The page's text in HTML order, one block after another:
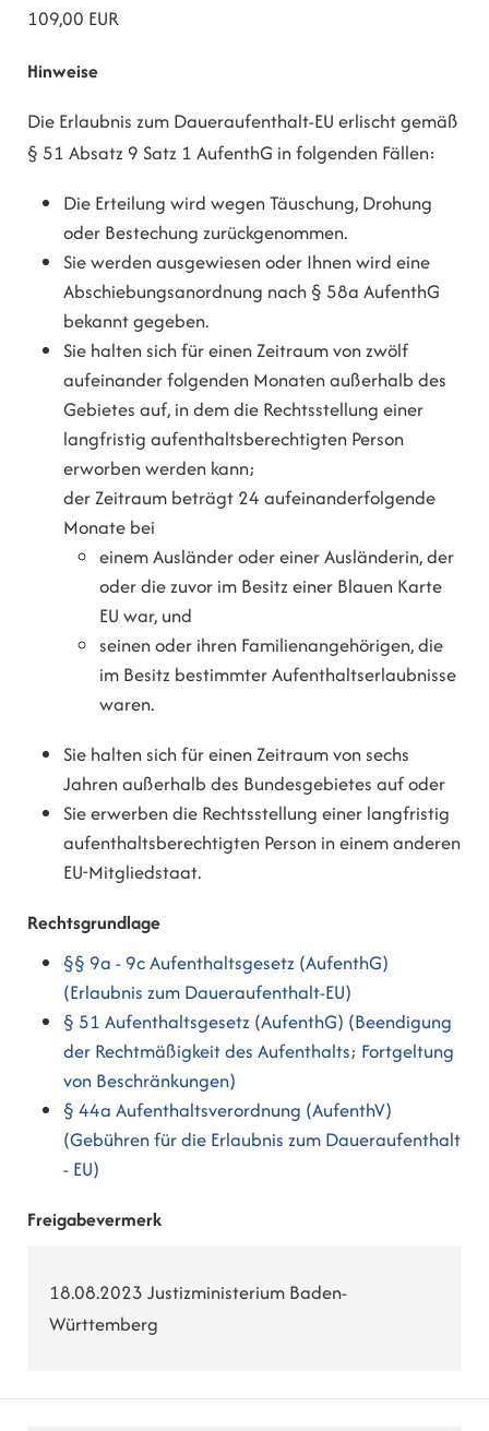
109,00 EUR
Hinweise
Die Erlaubnis zum Daueraufenthalt-EU erlischt gemäß
§ 51 Absatz 9 Satz 1 AufenthG in folgenden Fällen:
Die Erteilung wird wegen Täuschung, Drohung
oder Bestechung zurückgenommen.
Sie werden ausgewiesen oder Ihnen wird eine
Abschiebungsanordnung nach § 58a AufenthG
bekannt gegeben.
Sie halten sich für einen Zeitraum von zwölf
aufeinander folgenden Monaten außerhalb des
Gebietes auf, in dem die Rechtsstellung einer
langfristig aufenthaltsberechtigten Person
erworben werden kann;
der Zeitraum beträgt 24 aufeinanderfolgende
Monate bei
einem Ausländer oder einer Ausländerin, der
oder die zuvor im Besitz einer Blauen Karte
EU war, und
seinen oder ihren Familienangehörigen, die
im Besitz bestimmter Aufenthaltserlaubnisse
waren.
Sie halten sich für einen Zeitraum von sechs
Jahren außerhalb des Bundesgebietes auf oder
Sie erwerben die Rechtsstellung einer langfristig
aufenthaltsberechtigten Person in einem anderen
EU-Mitgliedstaat.
Rechtsgrundlage
§§ 9a - 9c Aufenthaltsgesetz (AufenthG)
(Erlaubnis zum Daueraufenthalt-EU)
§ 51 Aufenthaltsgesetz (AufenthG) (Beendigung
der Rechtmäßigkeit des Aufenthalts; Fortgeltung
von Beschränkungen)
§ 44a Aufenthaltsverordnung (AufenthV)
(Gebühren für die Erlaubnis zum Daueraufenthalt
- EU)
Freigabevermerk
18.08.2023 Justizministerium Baden-
Württemberg